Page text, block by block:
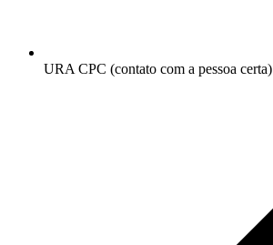
URA CPC (contato com a pessoa certa)